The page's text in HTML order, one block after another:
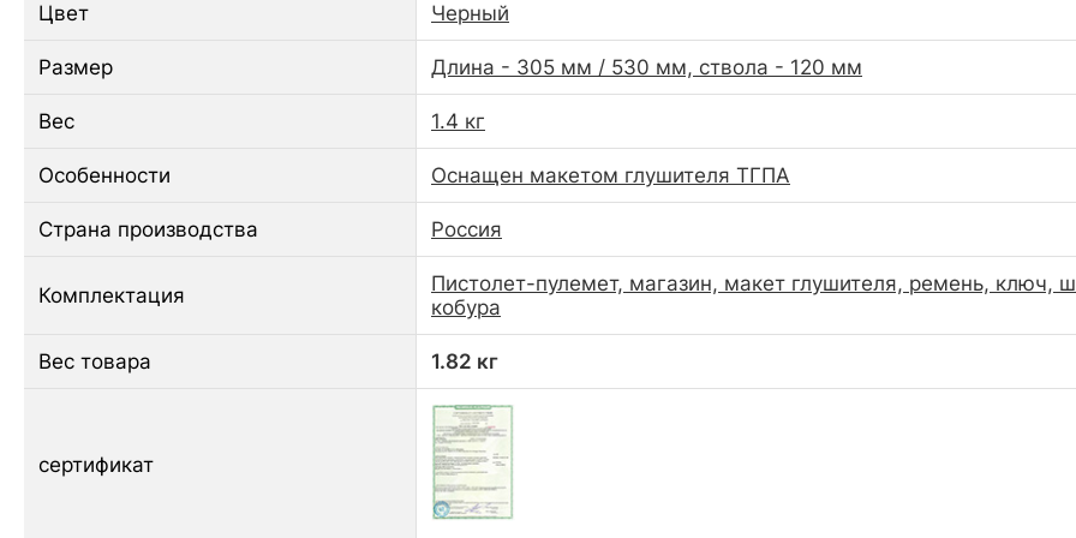
Цвет Черный
Размер Длина - 305 мм / 530 мм, ствола - 120 мм
Вес 1.4 кг
Особенности Оснащен макетом глушителя ТГПА
Страна производства Россия
Комплектация
Пистолет-пулемет, магазин, макет глушителя, ремень, ключ,
кобура
Вес товара 1.82 кг
сертификат